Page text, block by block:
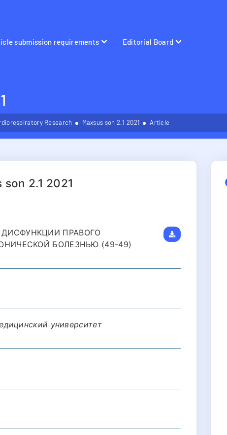
submission requirements Editorial Board
Research Maxsus son 2.1 2021 Article
son 2.1 2021
ПРАВОГО
БОЛЕЗНЬЮ (49-49)
университет